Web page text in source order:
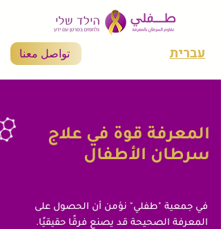
تواصل معنا עברית
المعرفة قوة في علاج
سرطان الأطفال
في جمعية "طفلي" نؤمن أن الحصول على
المعرفة الصحيحة قد يصنع فرقًا حقيقيًا.